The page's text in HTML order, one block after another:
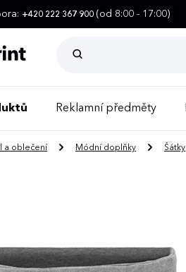
+420 222 367 900 (od 8:00 - 17:00)
Reklamní předměty
a oblečení Módní doplňky Šátky